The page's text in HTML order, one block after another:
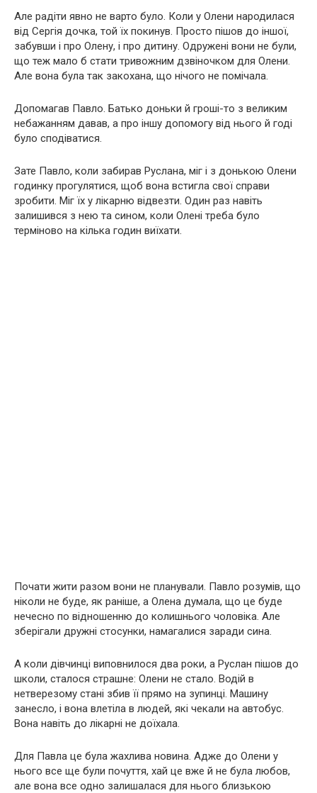
Але радіти явно не варто було. Коли у Олени народилася
від Сергія дочка, той їх покинув. Просто пішов до іншої,
забувши і про Олену, і про дитину. Одружені вони не були,
що теж мало б стати тривожним дзвіночком для Олени.
Але вона була так закохана, що нічого не помічала.
Допомагав Павло. Батько доньки й гроші-то з великим
небажанням давав, а про іншу допомогу від нього й годі
було сподіватися.
Зате Павло, коли забирав Руслана, міг і з донькою Олени
годинку прогулятися, щоб вона встигла свої справи
зробити. Міг їх у лікарню відвезти. Один раз навіть
залишився з нею та сином, коли Олені треба було
терміново на кілька годин виїхати.
Почати жити разом вони не планували. Павло розумів, що
ніколи не буде, як раніше, а Олена думала, що це буде
нечесно по відношенню до колишнього чоловіка. Але
зберігали дружні стосунки, намагалися заради сина.
А коли дівчинці виповнилося два роки, а Руслан пішов до
школи, сталося страшне: Олени не стало. Водій в
нетверезому стані збив її прямо на зупинці. Машину
занесло, і вона влетіла в людей, які чекали на автобус.
Вона навіть до лікарні не доїхала.
Для Павла це була жахлива новина. Адже до Олени у
нього все ще були почуття, хай це вже й не була любов,
але вона все одно залишалася для нього близькою